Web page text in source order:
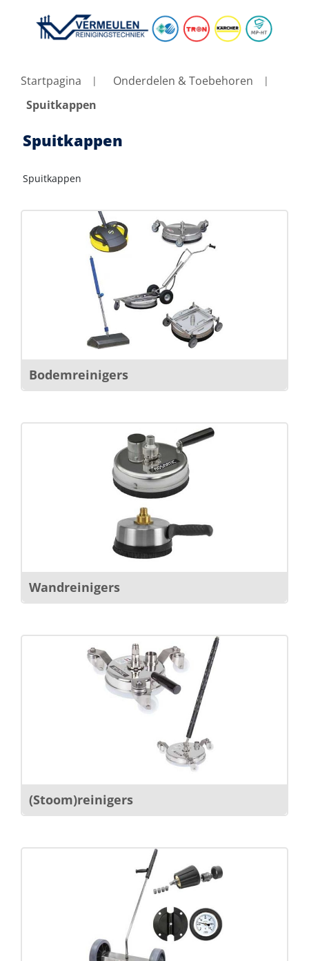
Startpagina
Onderdelen & Toebehoren
Spuitkappen
Spuitkappen
Spuitkappen
Bodemreinigers
Wandreinigers
(Stoom)reinigers